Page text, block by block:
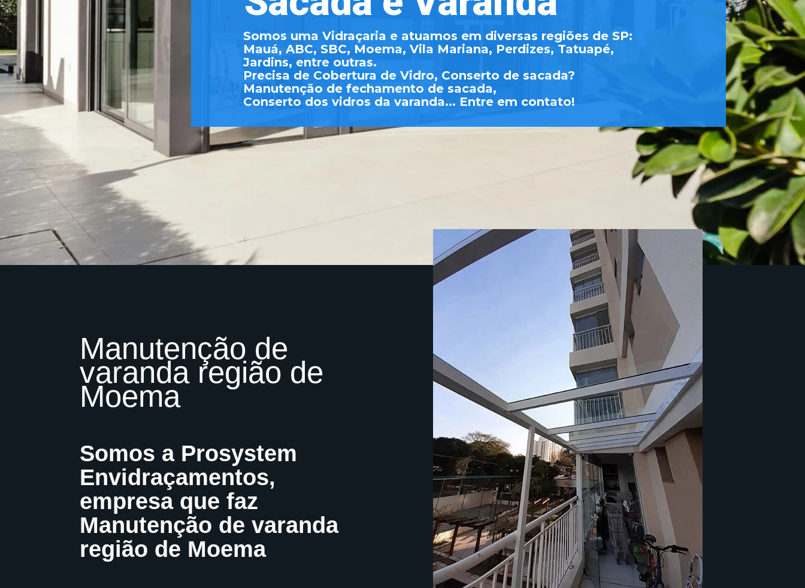
Somos uma Vidraçaria e atuamos em diversas regiões de SP:
Mauá, ABC, SBC, Moema, Vila Mariana, Perdizes, Tatuapé,
Jardins, entre outras.
Precisa de Cobertura de Vidro, Conserto de sacada?
Manutenção de fechamento de sacada,
Conserto dos vidros da varanda... Entre em contato!
Manutenção de
varanda região de
Moema
Somos a Prosystem
Envidraçamentos,
empresa que faz
Manutenção de varanda
região de Moema